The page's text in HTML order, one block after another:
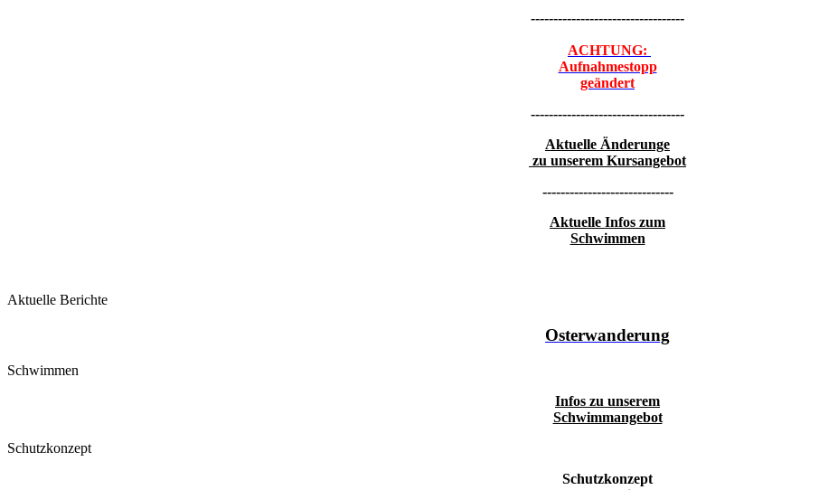
----------------------------------
ACHTUNG:
Aufnahmestopp
geändert
----------------------------------
Aktuelle Änderunge
zu unserem Kursangebot
-----------------------------
Aktuelle Infos zum
Schwimmen
Aktuelle Berichte
Osterwanderung
Schwimmen
Infos zu unserem
Schwimmangebot
Schutzkonzept
Schutzkonzept